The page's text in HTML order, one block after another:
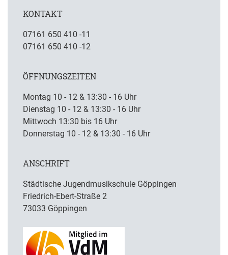
KONTAKT
07161 650 410 -11
07161 650 410 -12
ÖFFNUNGSZEITEN
Montag 10 - 12 & 13:30 - 16 Uhr
Dienstag 10 - 12 & 13:30 - 16 Uhr
Mittwoch 13:30 bis 16 Uhr
Donnerstag 10 - 12 & 13:30 - 16 Uhr
ANSCHRIFT
Städtische Jugendmusikschule Göppingen
Friedrich-Ebert-Straße 2
73033 Göppingen